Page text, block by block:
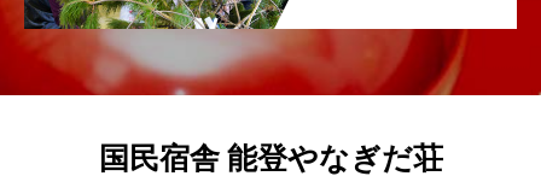
国民宿舎 能登やなぎだ荘